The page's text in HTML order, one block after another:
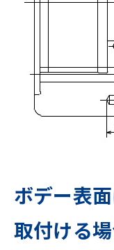
ボデー表
取付ける